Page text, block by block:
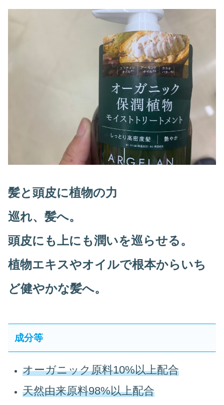
髪と頭皮に植物の力
巡れ、髪へ。
頭皮にも上にも潤いを巡らせる。
植物エキスやオイルで根本からいち
ど健やかな髪へ。
成分等
オーガニック原料10%以上配合
天然由来原料98%以上配合